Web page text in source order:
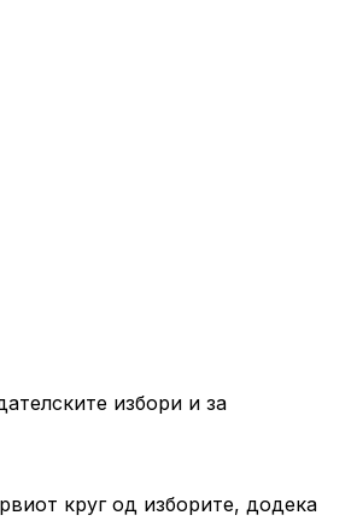
избори и за
круг од изборите, додека